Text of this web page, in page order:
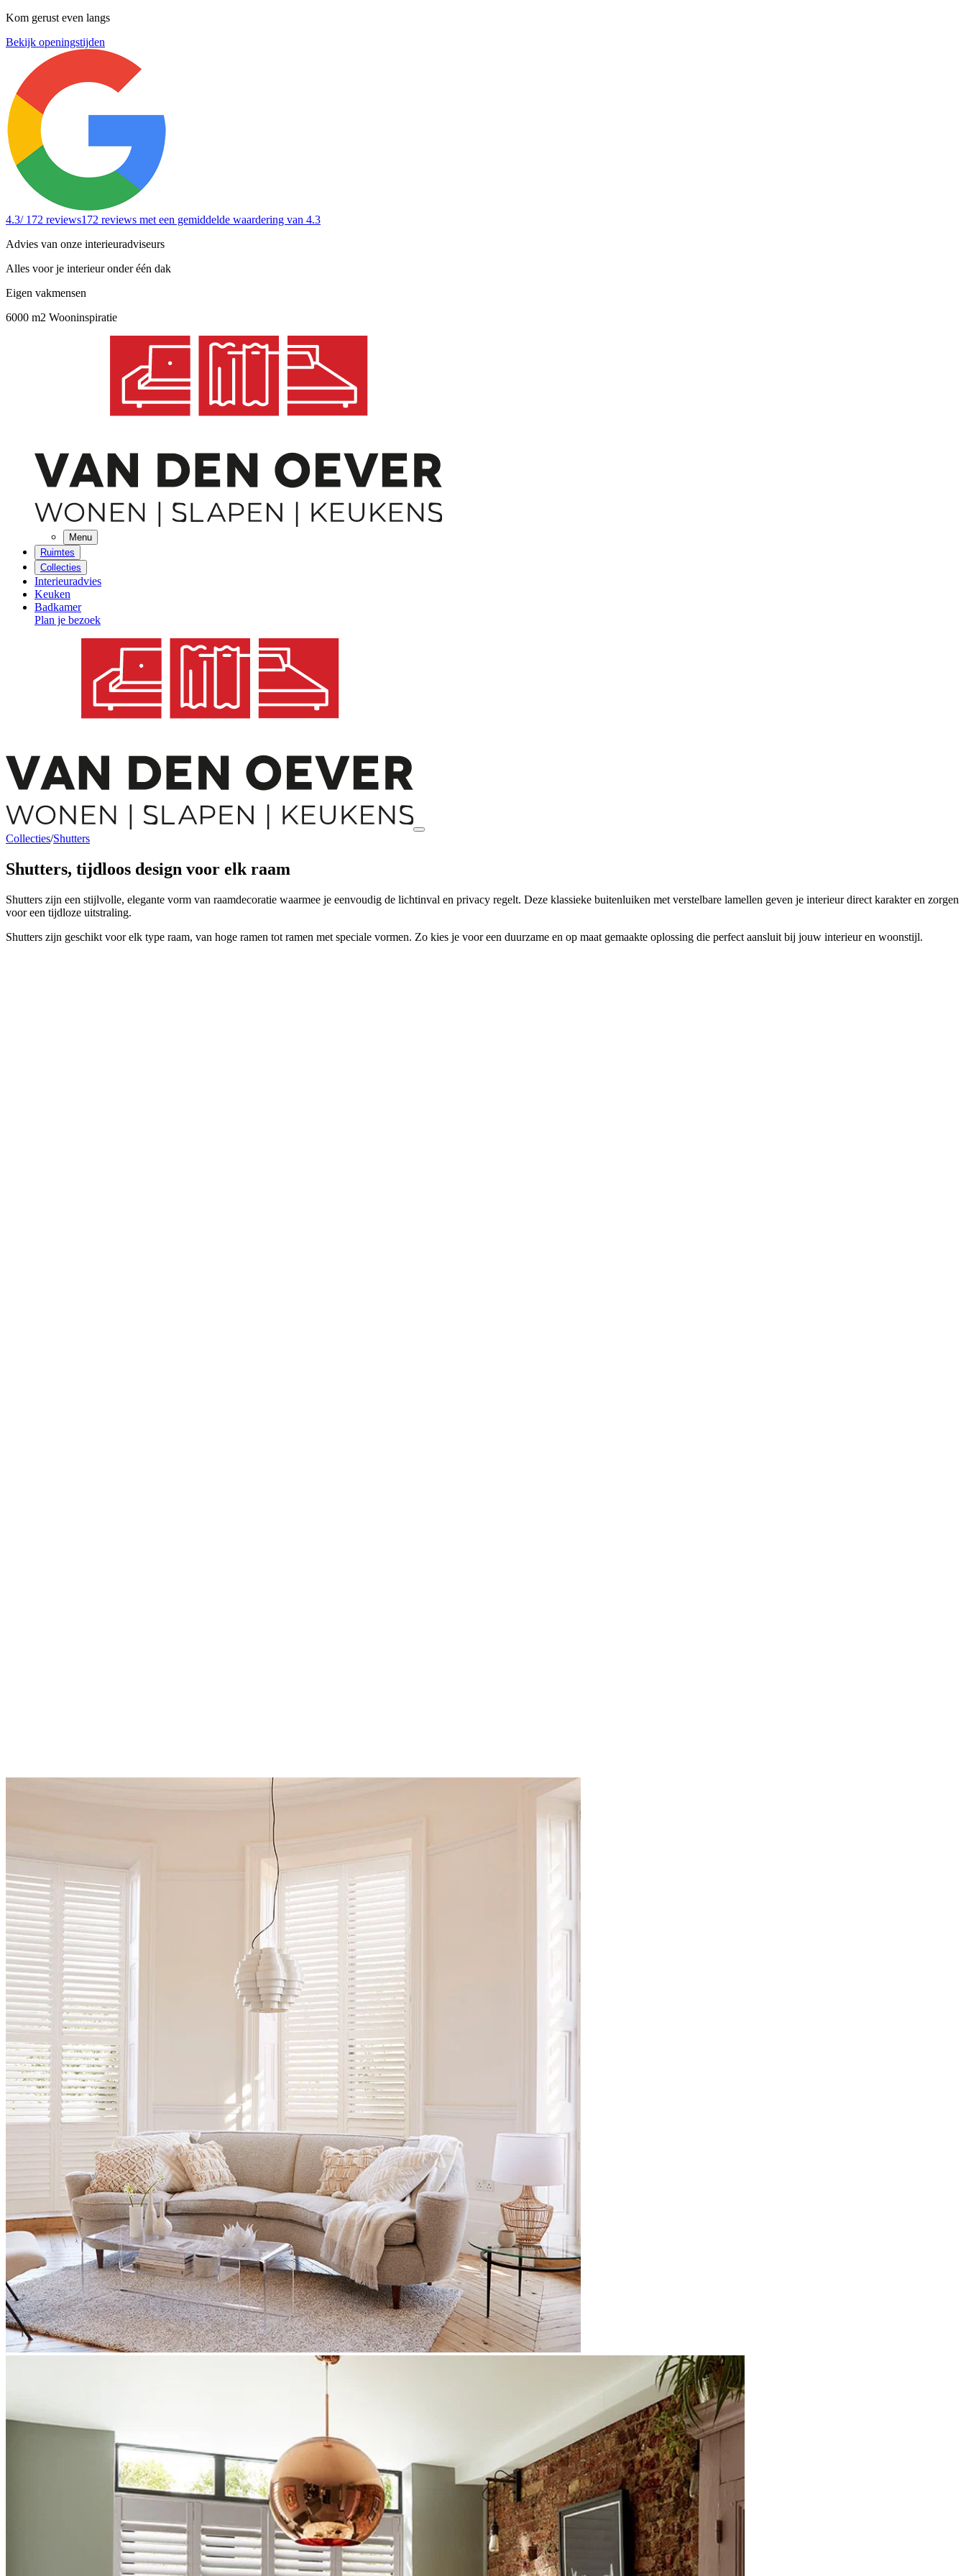
Kom gerust even langs
Bekijk openingstijden
4.3/ 172 reviews172 reviews met een gemiddelde waardering van 4.3
Advies van onze interieuradviseurs
Alles voor je interieur onder één dak
Eigen vakmensen
6000 m2 Wooninspiratie
Menu
Ruimtes
Collecties
Interieuradvies
Keuken
Badkamer
Plan je bezoek
Collecties/Shutters
Shutters, tijdloos design voor elk raam
Shutters zijn een stijlvolle, elegante vorm van raamdecoratie waarmee je eenvoudig de lichtinval en privacy regelt. Deze klassieke buitenluiken met verstelbare lamellen geven je interieur direct karakter en zorgen
voor een tijdloze uitstraling.
Shutters zijn geschikt voor elk type raam, van hoge ramen tot ramen met speciale vormen. Zo kies je voor een duurzame en op maat gemaakte oplossing die perfect aansluit bij jouw interieur en woonstijl.